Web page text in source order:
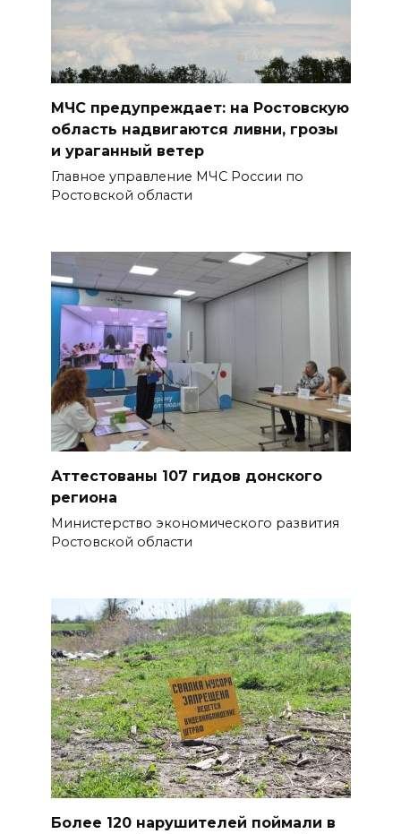
07 августа 2026 17:48
На Дону обсудили
взаимодействие участников
избирательного процесса в
период ЕДГ-2026
Садовой, 94, обследуют
специалисты
07 августа 2026 17:03
Бетон и влага: эксперт ЮФУ
объяснил, почему
ростовчанам тяжело
переносить жару
БОЛЬШЕ НОВОСТЕЙ
МЧС предупреждает: на Ростовскую
область надвигаются ливни, грозы
и ураганный ветер
Главное управление МЧС России по
Ростовской области
Аттестованы 107 гидов донского
региона
Министерство экономического развития
Ростовской области
Более 120 нарушителей поймали в